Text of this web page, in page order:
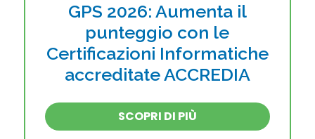
GPS 2026: Aumenta il
punteggio con le
Certificazioni Informatiche
accreditate ACCREDIA
SCOPRI DI PIÙ